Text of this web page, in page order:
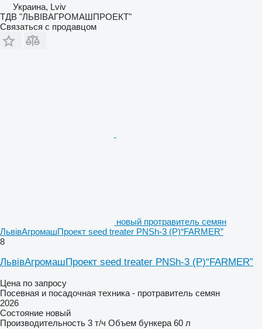
Украина, Lviv
ТДВ "ЛЬВІВАГРОМАШПРОЕКТ"
Связаться с продавцом
новый протравитель семян
ЛьвівАгромашПроект seed treater PNSh-3 (P)“FARMER”
8
ЛьвівАгромашПроект seed treater PNSh-3 (P)“FARMER”
Цена по запросу
Посевная и посадочная техника - протравитель семян
2026
Состояние новый
Производительность 3 т/ч Объем бункера 60 л